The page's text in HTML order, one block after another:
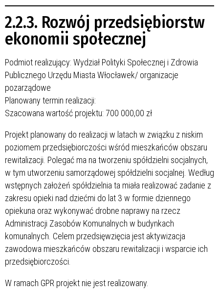
2.2.3. Rozwój przedsiębiorstw
ekonomii społecznej
Podmiot realizujący: Wydział Polityki Społecznej i Zdrowia
Publicznego Urzędu Miasta Włocławek/ organizacje
pozarządowe
Planowany termin realizacji:
Szacowana wartość projektu: 700 000,00 zł
Projekt planowany do realizacji w latach w związku z niskim
poziomem przedsiębiorczości wśród mieszkańców obszaru
rewitalizacji. Polegać ma na tworzeniu spółdzielni socjalnych,
w tym utworzeniu samorządowej spółdzielni socjalnej. Według
wstępnych założeń spółdzielnia ta miała realizować zadanie z
zakresu opieki nad dziećmi do lat 3 w formie dziennego
opiekuna oraz wykonywać drobne naprawy na rzecz
Administracji Zasobów Komunalnych w budynkach
komunalnych. Celem przedsięwzięcia jest aktywizacja
zawodowa mieszkańców obszaru rewitalizacji i wsparcie ich
przedsiębiorczości.
W ramach GPR projekt nie jest realizowany.